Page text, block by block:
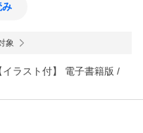
み
象
ラスト付】 電子書籍版 /